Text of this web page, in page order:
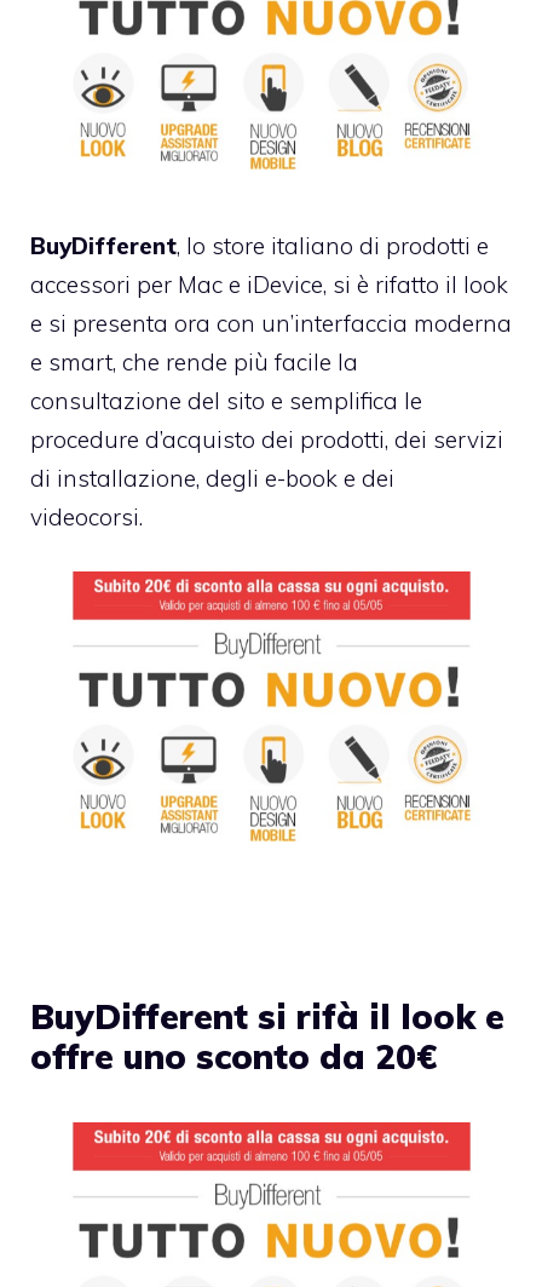
BuyDifferent, lo store italiano di prodotti e
accessori per Mac e iDevice, si è rifatto il look
e si presenta ora con un’interfaccia moderna
e smart, che rende più facile la
consultazione del sito e semplifica le
procedure d’acquisto dei prodotti, dei servizi
di installazione, degli e-book e dei
videocorsi.
BuyDifferent si rifà il look e
offre uno sconto da 20€